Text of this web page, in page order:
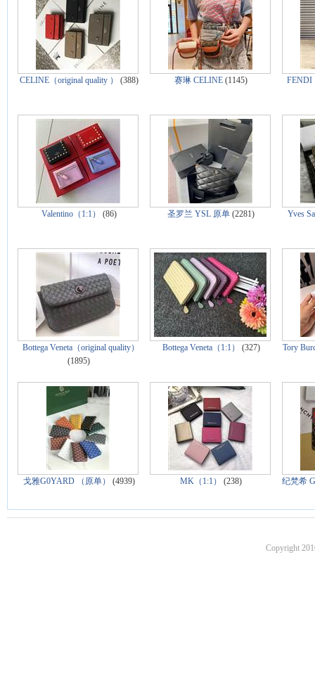
CELINE（original quality ） (388) 赛琳 CELINE (1145) FENDI
Valentino（1:1） (86) 圣罗兰 YSL 原单 (2281) Yves
Bottega Veneta（original quality）
(1895)
Bottega Veneta（1:1） (327) Tory
戈雅G0YARD （原单） (4939) MK（1:1） (238) 纪梵希
Copyright